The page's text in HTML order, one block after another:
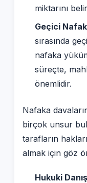
miktarını
Geçici
sırasında
nafaka
süreçte,
önemlidir.
Nafaka
birçok unsur
tarafların
almak için göz
Hukuki